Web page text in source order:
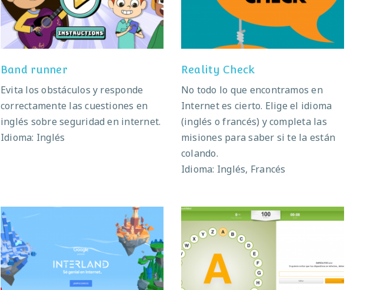
Band runner
Evita los obstáculos y responde
correctamente las cuestiones en
inglés sobre seguridad en internet.
Idioma: Inglés
Reality Check
No todo lo que encontramos en
Internet es cierto. Elige el idioma
(inglés o francés) y completa las
misiones para saber si te la están
colando.
Idioma: Inglés, Francés
Interland Responsabilidad en Internet